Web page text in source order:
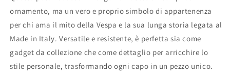
ornamento, ma un vero e proprio simbolo di appartenenza
per chi ama il mito della Vespa e la sua lunga storia legata al
Made in Italy. Versatile e resistente, è perfetta sia come
gadget da collezione che come dettaglio per arricchire lo
stile personale, trasformando ogni capo in un pezzo unico.